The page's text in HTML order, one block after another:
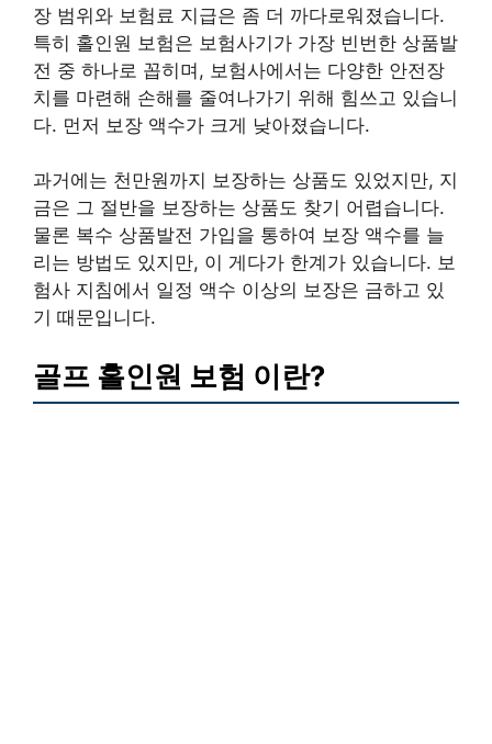
장 범위와 보험료 지급은 좀 더 까다로워졌습니다.
특히 홀인원 보험은 보험사기가 가장 빈번한 상품발
전 중 하나로 꼽히며, 보험사에서는 다양한 안전장
치를 마련해 손해를 줄여나가기 위해 힘쓰고 있습니
다. 먼저 보장 액수가 크게 낮아졌습니다.
과거에는 천만원까지 보장하는 상품도 있었지만, 지
금은 그 절반을 보장하는 상품도 찾기 어렵습니다.
물론 복수 상품발전 가입을 통하여 보장 액수를 늘
리는 방법도 있지만, 이 게다가 한계가 있습니다. 보
험사 지침에서 일정 액수 이상의 보장은 금하고 있
기 때문입니다.
골프 홀인원 보험 이란?